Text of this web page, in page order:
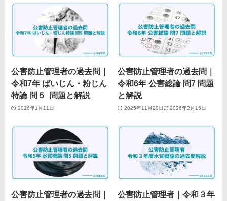
公害防止管理者の過去問｜
令和7年 ばいじん・粉じん
特論 問５ 問題と解説
2026年1月11日
公害防止管理者の過去問｜
令和6年 公害総論 問7 問題
と解説
2025年11月20日 2026年2月15日
公害防止管理者の過去問｜
公害防止管理者｜令和３年